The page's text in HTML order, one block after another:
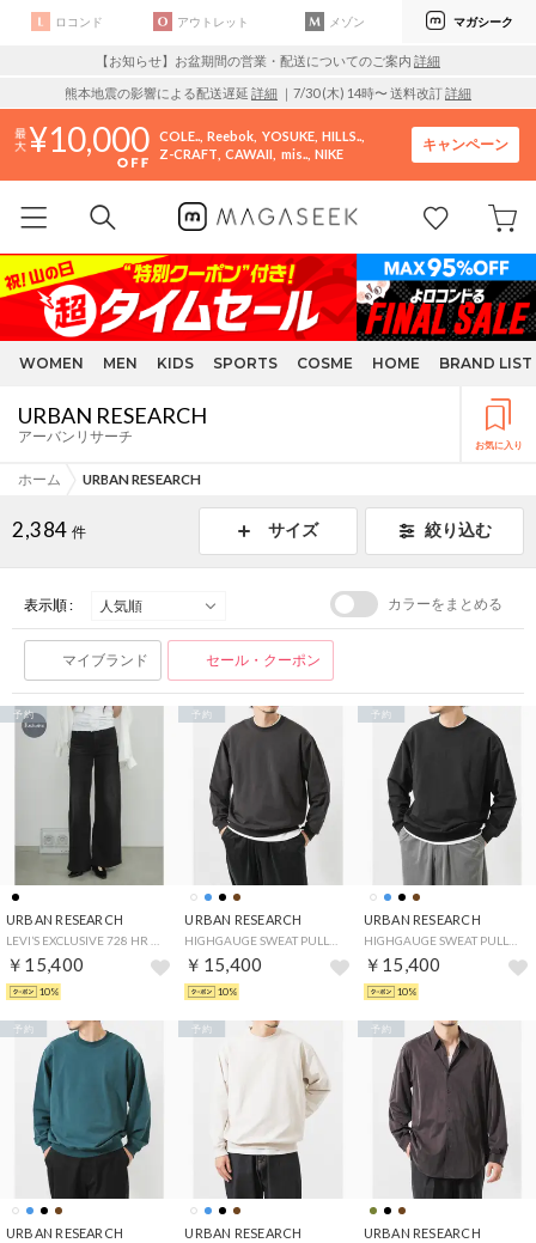
ロコンド アウトレット メゾン マガシーク
【お知らせ】お盆期間の営業・配送についてのご案内 詳細
熊本地震の影響による配送遅延 詳細 ｜7/30 (木) 14時〜 送料改訂詳細
10,000 COLE.. Reebok YOSUKE HILLS..
Z-CRAFT CAWAII mis.. NIKE
キャンペーン
WOMEN MEN KIDS SPORTS COSME HOME BRAND LIST
URBAN RESEARCH
アーバンリサーチ お気に入り
ホーム URBAN RESEARCH
2,384 件 サイズ 絞り込む
表示順 : カラーをまとめる
マイブランド セール・クーポン
URBAN RESEARCH
￥15,400
予約
10%
URBAN RESEARCH
￥15,400
予約
10%
URBAN RESEARCH
￥15,400
予約
10%
URBAN RESEARCH
予約
URBAN RESEARCH
予約
URBAN RESEARCH
予約